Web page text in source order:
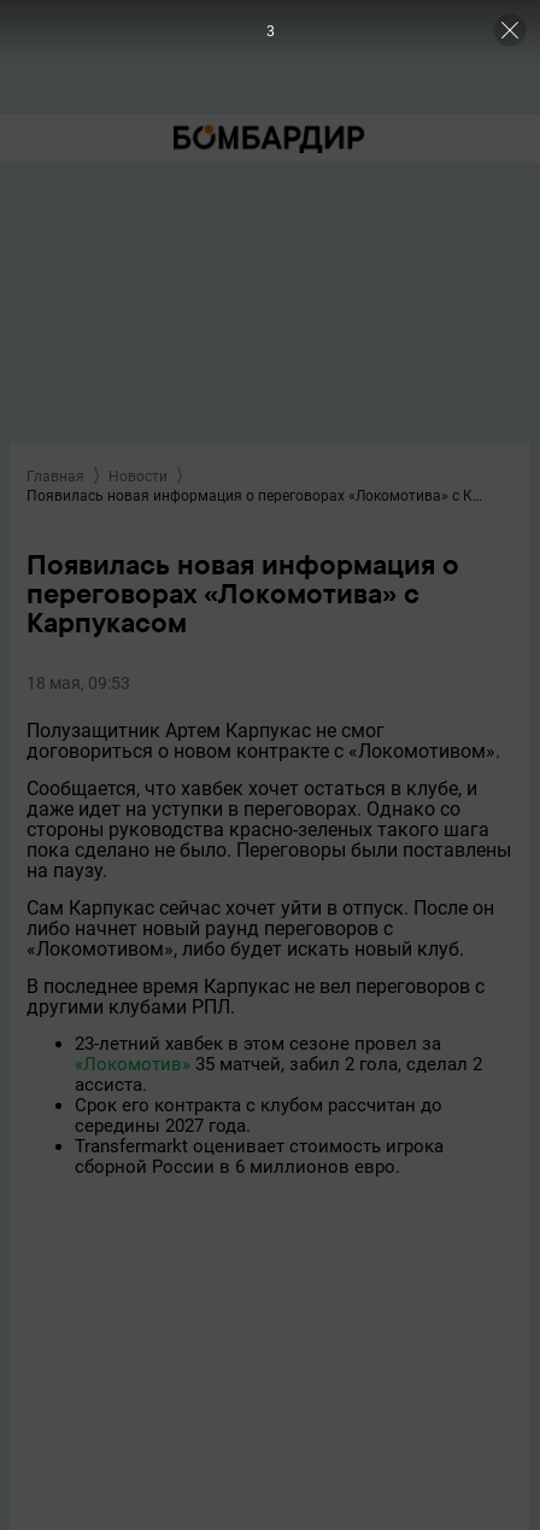
Главная
Новости
Появилась новая информация о переговорах «Локомотива» с Карпукасом
Появилась новая информация о
переговорах «Локомотива» с
Карпукасом
18 мая, 09:53
Полузащитник Артeм Карпукас не смог
договориться о новом контракте с «Локомотивом».
Сообщается, что хавбек хочет остаться в клубе, и
даже идет на уступки в переговорах. Однако со
стороны руководства красно-зеленых такого шага
пока сделано не было. Переговоры были поставлены
на паузу.
Сам Карпукас сейчас хочет уйти в отпуск. После он
либо начнeт новый раунд переговоров с
«Локомотивом», либо будет искать новый клуб.
В последнее время Карпукас не вeл переговоров с
другими клубами РПЛ.
23-летний хавбек в этом сезоне провел за
«Локомотив» 35 матчей, забил 2 гола, сделал 2
ассиста.
Срок его контракта с клубом рассчитан до
середины 2027 года.
Transfermarkt оценивает стоимость игрока
сборной России в 6 миллионов евро.
2